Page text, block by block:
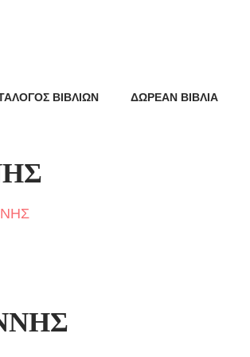
ΒΙΒΛΙΩΝ ΔΩΡΕΑΝ ΒΙΒΛΙΑ